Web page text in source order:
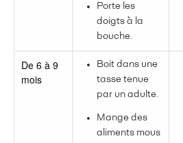
Porte les
doigts à la
bouche.
De 6 à 9
mois
Boit dans une
tasse tenue
par un adulte.
Mange des
aliments mous